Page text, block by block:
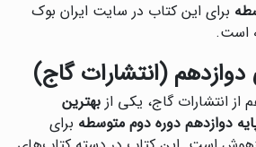
برای این کتاب در سایت ایران بوک
است.
بهترین
دوازدهم دوره دوم متوسطه برای